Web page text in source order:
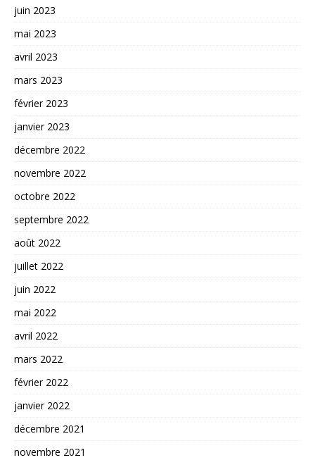
juin 2023
mai 2023
avril 2023
mars 2023
février 2023
janvier 2023
décembre 2022
novembre 2022
octobre 2022
septembre 2022
août 2022
juillet 2022
juin 2022
mai 2022
avril 2022
mars 2022
février 2022
janvier 2022
décembre 2021
novembre 2021